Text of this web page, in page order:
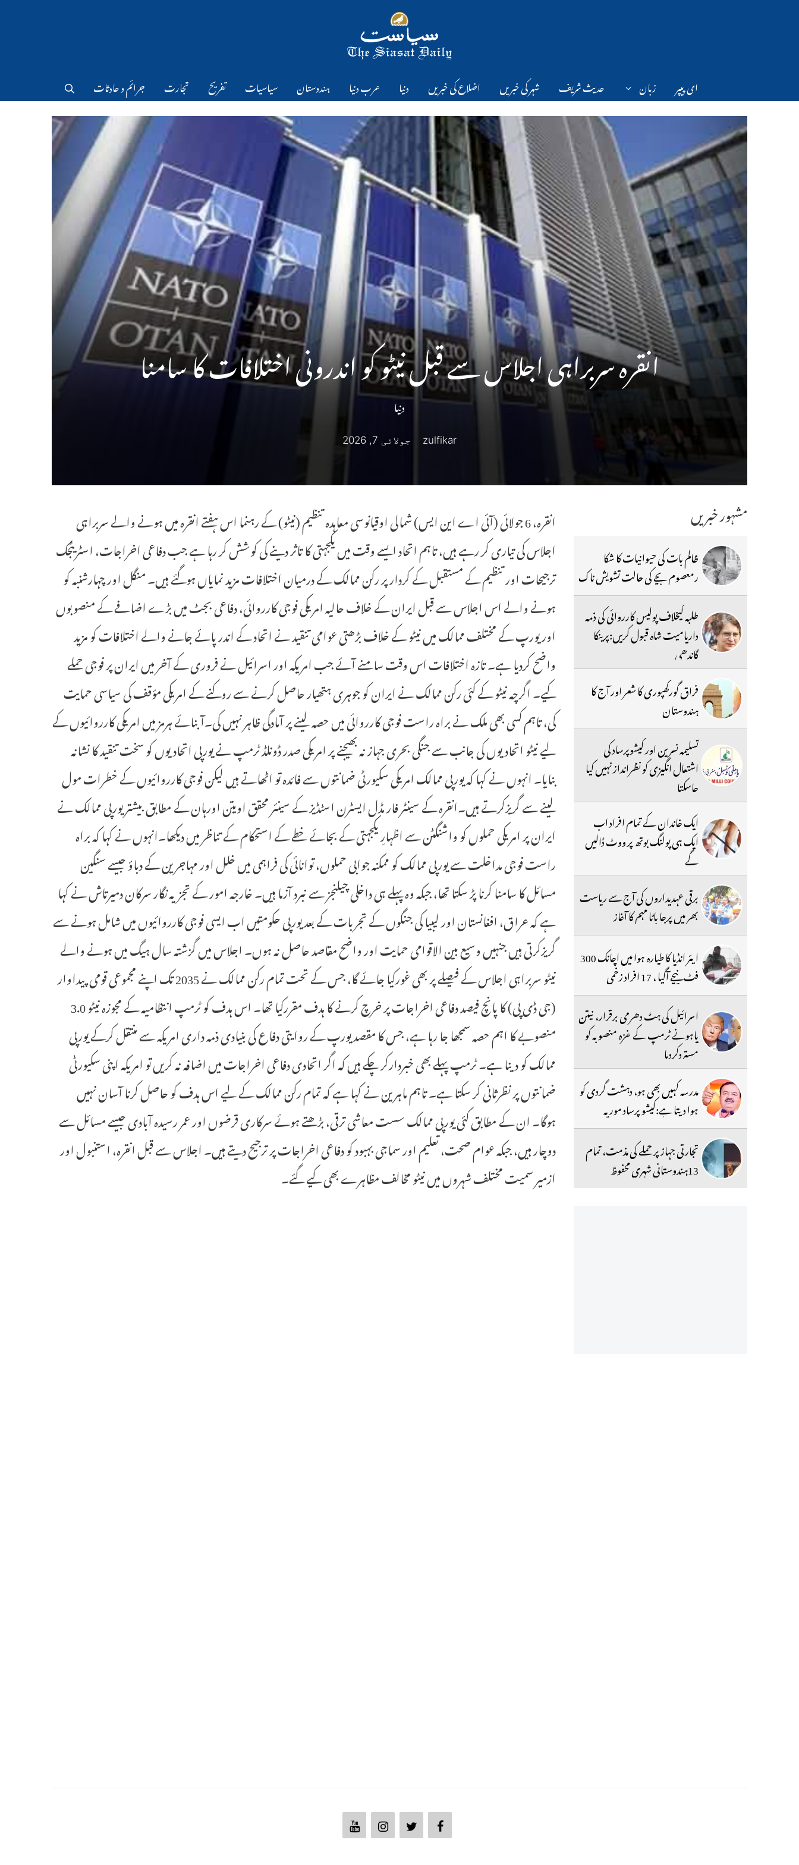
ای پیپر زبان حدیث شریف شہر کی خبریں اضلاع کی خبریں دنیا عرب دنیا ہندوستان سیاسیات تفریح تجارت جرائم و حادثات
انقرہ سربراہی اجلاس سے قبل نیٹو کو اندرونی اختلافات کا سامنا
دنیا
zulfikar جولائی 7, 2026
انقرہ، 6 جولائی (آئی اے این ایس) شمالی اوقیانوسی معاہدہ تنظیم (نیٹو) کے رہنما اس ہفتے انقرہ میں ہونے والے سربراہی
اجلاس کی تیاری کر رہے ہیں، تاہم اتحاد ایسے وقت میں یکجہتی کا تاثر دینے کی کوشش کر رہا ہے جب دفاعی اخراجات، اسٹریٹجک
ترجیحات اور تنظیم کے مستقبل کے کردار پر رکن ممالک کے درمیان اختلافات مزید نمایاں ہوگئے ہیں۔ منگل اور چہارشنبہ کو
ہونے والے اس اجلاس سے قبل ایران کے خلاف حالیہ امریکی فوجی کارروائی، دفاعی بجٹ میں بڑے اضافے کے منصوبوں
اور یورپ کے مختلف ممالک میں نیٹو کے خلاف بڑھتی عوامی تنقید نے اتحاد کے اندر پائے جانے والے اختلافات کو مزید
واضح کردیا ہے۔ تازہ اختلافات اس وقت سامنے آئے جب امریکہ اور اسرائیل نے فروری کے آخر میں ایران پر فوجی حملے
کیے۔ اگرچہ نیٹو کے کئی رکن ممالک نے ایران کو جوہری ہتھیار حاصل کرنے سے روکنے کے امریکی مؤقف کی سیاسی حمایت
کی، تاہم کسی بھی ملک نے براہ راست فوجی کارروائی میں حصہ لینے پر آمادگی ظاہر نہیں کی۔آبنائے ہرمز میں امریکی کارروائیوں کے
لیے نیٹو اتحادیوں کی جانب سے جنگی بحری جہاز نہ بھیجنے پر امریکی صدر ڈونلڈ ٹرمپ نے یورپی اتحادیوں کو سخت تنقید کا نشانہ
بنایا۔ انہوں نے کہا کہ یورپی ممالک امریکی سکیورٹی ضمانتوں سے فائدہ تو اٹھاتے ہیں لیکن فوجی کارروائیوں کے خطرات مول
لینے سے گریزکرتے ہیں۔انقرہ کے سینٹر فار مڈل ایسٹرن اسٹڈیز کے سینئر محقق اویتن اورہان کے مطابق بیشتر یورپی ممالک نے
ایران پر امریکی حملوں کو واشنگٹن سے اظہارِ یکجہتی کے بجائے خطے کے استحکام کے تناظر میں دیکھا۔انہوں نے کہا کہ براہ
راست فوجی مداخلت سے یورپی ممالک کو ممکنہ جوابی حملوں، توانائی کی فراہمی میں خلل اور مہاجرین کے دباؤ جیسے سنگین
مسائل کا سامنا کرنا پڑ سکتا تھا، جبکہ وہ پہلے ہی داخلی چیلنجز سے نبرد آزما ہیں۔ خارجہ امور کے تجزیہ نگار سرکان دمیرتاش نے کہا
ہے کہ عراق، افغانستان اور لیبیا کی جنگوں کے تجربات کے بعد یورپی حکومتیں اب ایسی فوجی کارروائیوں میں شامل ہونے سے
گریزکرتی ہیں جنہیں وسیع بین الاقوامی حمایت اور واضح مقاصد حاصل نہ ہوں۔ اجلاس میں گزشتہ سال ہیگ میں ہونے والے
نیٹو سربراہی اجلاس کے فیصلے پر بھی غورکیا جائے گا، جس کے تحت تمام رکن ممالک نے 2035 تک اپنے مجموعی قومی پیداوار
(جی ڈی پی) کا پانچ فیصد دفاعی اخراجات پر خرچ کرنے کا ہدف مقررکیا تھا۔ اس ہدف کو ٹرمپ انتظامیہ کے مجوزہ نیٹو 3.0
منصوبے کا اہم حصہ سمجھا جا رہا ہے، جس کا مقصد یورپ کے روایتی دفاع کی بنیادی ذمہ داری امریکہ سے منتقل کرکے یورپی
ممالک کو دینا ہے۔ ٹرمپ پہلے بھی خبردارکر چکے ہیں کہ اگر اتحادی دفاعی اخراجات میں اضافہ نہ کریں تو امریکہ اپنی سکیورٹی
ضمانتوں پر نظرثانی کر سکتا ہے۔ تاہم ماہرین نے کہا ہے کہ تمام رکن ممالک کے لیے اس ہدف کو حاصل کرنا آسان نہیں
ہوگا۔ ان کے مطابق کئی یورپی ممالک سست معاشی ترقی، بڑھتے ہوئے سرکاری قرضوں اور عمر رسیدہ آبادی جیسے مسائل سے
دوچار ہیں، جبکہ عوام صحت، تعلیم اور سماجی بہبود کو دفاعی اخراجات پر ترجیح دیتے ہیں۔ اجلاس سے قبل انقرہ، استنبول اور
ازمیر سمیت مختلف شہروں میں نیٹو مخالف مظاہرے بھی کیے گئے۔
مشہور خبریں
ظالم بات کی حیوانیات کا شکا
رمعصوم بچے کی حالت تشویش ناک
طلبہ کیخلاف پولیس کارروائی کی ذمہ
داریامیت شاہ قبول کریں:پرینکا
گاندھی
فراق گورکھپوری کا شعر اور آج کا
ہندوستان
تسلیمہ نسرین اور کیشوپرساد کی
اشتعال انگیزی کو نظرانداز نہیں کیا
جاسکتا
ایک خاندان کے تمام افراد اب
ایک ہی پولنگ بوتھ پر ووٹ ڈالیں
گے
برقی عہدیداروں کی آج سے ریاست
بھر میں پرجا باٹا مہم کا آغاز
ایئر انڈیا کا طیارہ ہوا میں اچانک 300
فٹ نیچے آگیا ، 17 افراد زخمی
اسرائیل کی ہٹ دھرمی برقرار، نیتن
یاہونے ٹرمپ کے غزہ منصوبہ کو
مستردکردیا
مدرسہ کہیں بھی ہو، دہشت گردی کو
ہوا دیتا ہے:کیشو پرساد موریہ
تجارتی جہاز پر حملے کی مذمت، تمام
13ہندوستانی شہری محفوظ